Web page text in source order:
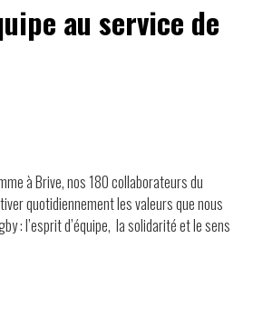
au service de
à Brive, nos 180 collaborateurs du
quotidiennement les valeurs que nous
: l’esprit d’équipe, la solidarité et le sens